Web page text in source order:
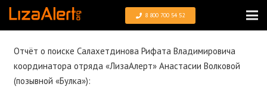
8 800 700 54 52
Отчёт о поиске Салахетдинова Рифата Владимировича
координатора отряда «ЛизаАлерт»Анастасии Волковой
(позывной «Булка»):